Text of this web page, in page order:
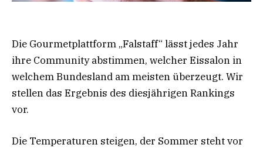
Die Gourmetplattform „Falstaff“ lässt jedes Jahr
ihre Community abstimmen, welcher Eissalon in
welchem Bundesland am meisten überzeugt. Wir
stellen das Ergebnis des diesjährigen Rankings
vor.
Die Temperaturen steigen, der Sommer steht vor